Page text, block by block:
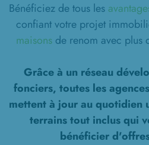
Bénéficiez de tous les
confiant votre projet
maisons de renom avec
Grâce à un réseau
fonciers, toutes les
mettent à jour au quotidien
terrains tout inclusqui
bénéficier